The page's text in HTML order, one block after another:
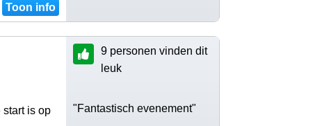
Toon info
is op
9 personen vinden dit
leuk
"Fantastisch evenement"